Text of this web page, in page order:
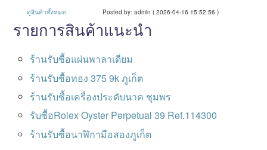
ดูสินค้าทั้งหมด Posted by: admin ( 2026-04-16 15:52:56 )
รายการสินค้าแนะนำ
ร้านรับซื้อแผ่นพาลาเดียม
ร้านรับซื้อทอง 375 9k ภูเก็ต
ร้านรับซื้อเครื่องประดับนาค ชุมพร
รับซื้อRolex Oyster Perpetual 39 Ref.114300
ร้านรับซื้อนาฬิกามือสองภูเก็ต